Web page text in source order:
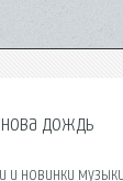
дождь
и новинки